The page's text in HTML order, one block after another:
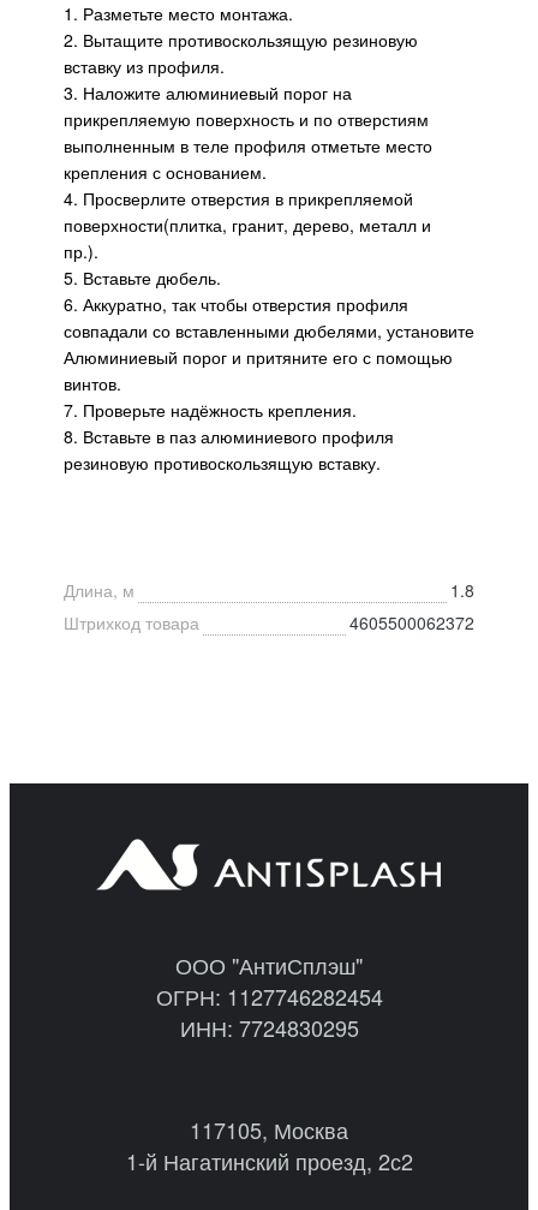
1. Разметьте место монтажа.
2. Вытащите противоскользящую резиновую
вставку из профиля.
3. Наложите алюминиевый порог на
прикрепляемую поверхность и по отверстиям
выполненным в теле профиля отметьте место
крепления с основанием.
4. Просверлите отверстия в прикрепляемой
поверхности(плитка, гранит, дерево, металл и
пр.).
5. Вставьте дюбель.
6. Аккуратно, так чтобы отверстия профиля
совпадали со вставленными дюбелями, установите
Алюминиевый порог и притяните его с помощью
винтов.
7. Проверьте надёжность крепления.
8. Вставьте в паз алюминиевого профиля
резиновую противоскользящую вставку.
Длина, м
1.8
Штрихкод товара
4605500062372
ООО "АнтиСплэш"
ОГРН: 1127746282454
ИНН: 7724830295
117105, Москва
1-й Нагатинский проезд, 2с2